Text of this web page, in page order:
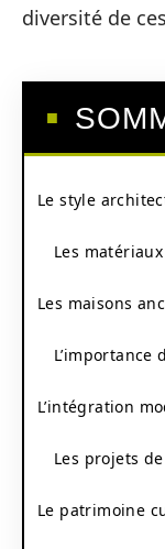
diversité de
Le style
Les
Les maisons
L’importance
L’intégration
Les projets
Le patrimoine